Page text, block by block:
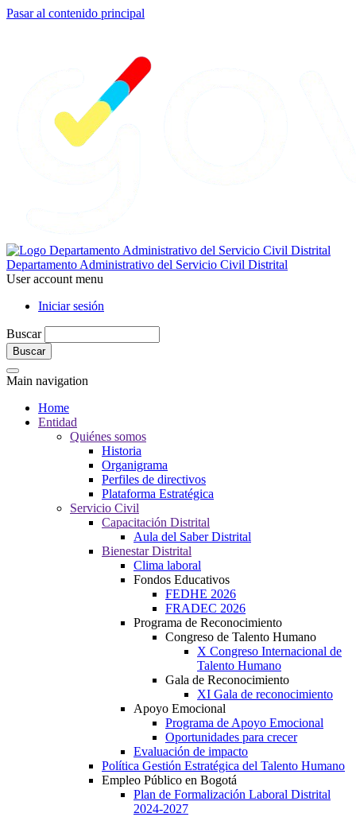
Pasar al contenido principal
Departamento Administrativo del Servicio Civil Distrital
User account menu
Iniciar sesión
Buscar
Main navigation
Home
Entidad
Quiénes somos
Historia
Organigrama
Perfiles de directivos
Plataforma Estratégica
Servicio Civil
Capacitación Distrital
Aula del Saber Distrital
Bienestar Distrital
Clima laboral
Fondos Educativos
FEDHE 2026
FRADEC 2026
Programa de Reconocimiento
Congreso de Talento Humano
X Congreso Internacional de
Talento Humano
Gala de Reconocimiento
XI Gala de reconocimiento
Apoyo Emocional
Programa de Apoyo Emocional
Oportunidades para crecer
Evaluación de impacto
Política Gestión Estratégica del Talento Humano
Empleo Público en Bogotá
Plan de Formalización Laboral Distrital
2024-2027